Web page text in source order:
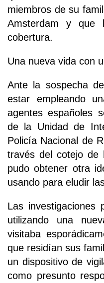
miembros de su
Amsterdam y que
cobertura.
Una nueva vida con
Ante la sospecha
estar empleando
agentes españoles
de la Unidad de
Policía Nacional de
través del cotejo de
pudo obtener otra
usando para eludir
Las investigaciones
utilizando una
visitaba
que residían sus
un dispositivo de
como presunto